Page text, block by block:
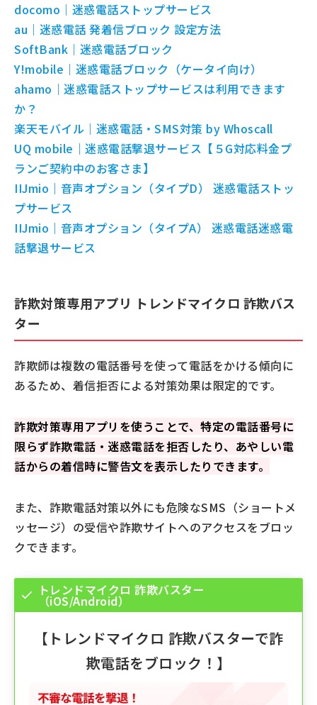
docomo｜迷惑電話ストップサービス
au｜迷惑電話 発着信ブロック 設定方法
SoftBank｜迷惑電話ブロック
Y!mobile｜迷惑電話ブロック（ケータイ向け）
ahamo｜迷惑電話ストップサービスは利用できます
か？
楽天モバイル｜迷惑電話・SMS対策 by Whoscall
UQ mobile｜迷惑電話撃退サービス【５G対応料金プ
ランご契約中のお客さま】
IIJmio｜音声オプション（タイプD） 迷惑電話ストッ
プサービス
IIJmio｜音声オプション（タイプA） 迷惑電話迷惑電
話撃退サービス
詐欺対策専用アプリ トレンドマイクロ 詐欺バス
ター
詐欺師は複数の電話番号を使って電話をかける傾向に
あるため、着信拒否による対策効果は限定的です。
詐欺対策専用アプリを使うことで、特定の電話番号に
限らず詐欺電話・迷惑電話を拒否したり、あやしい電
話からの着信時に警告文を表示したりできます。
また、詐欺電話対策以外にも危険なSMS（ショートメ
ッセージ）の受信や詐欺サイトへのアクセスをブロッ
クできます。
トレンドマイクロ 詐欺バスター
（iOS/Android）
【 トレンドマイクロ 詐欺バスターで詐
欺電話をブロック！】